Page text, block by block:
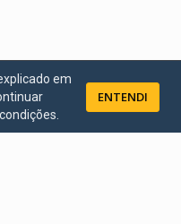
em
ENTENDI